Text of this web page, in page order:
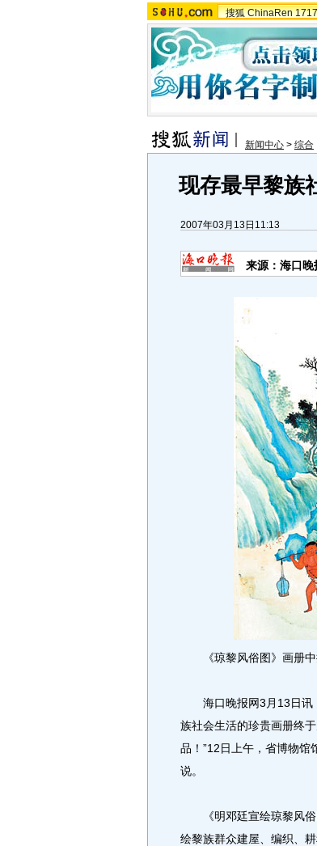
搜狐 ChinaRen
新闻中心 > 综合
现存最早黎族
2007年03月13日11:13
来源：海口晚
《琼黎风俗图》画册中
海口晚报网3月13日讯：
族社会生活的珍贵画册终
品！”12日上午，省博物馆
说。
《明邓廷宣绘琼黎风俗
绘黎族群众建屋、编织、